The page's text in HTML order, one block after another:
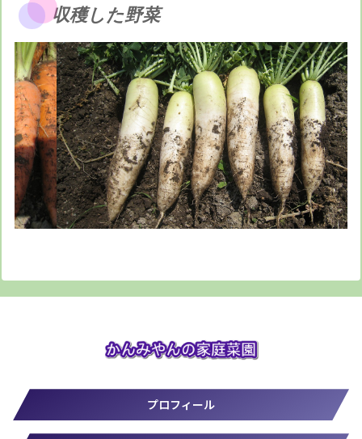
収穫した野菜
プロフィール